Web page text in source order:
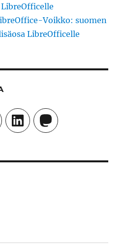
Voikko: suomen
LibreOfficelle
LinkedInMastodon